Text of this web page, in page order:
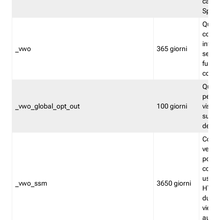
Split
_vwo 365 giorni
_vwo_global_opt_out 100 giorni
su
_vwo_ssm 3650 giorni
viene